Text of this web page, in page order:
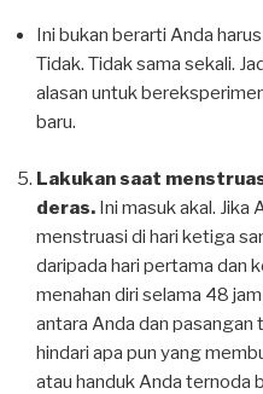
Ini bukan berarti Anda
Tidak. Tidak sama sekali.
alasan untuk
baru.
Lakukan saat
deras. Ini masuk akal. Jika
menstruasi di hari ketiga
daripada hari pertama dan
menahan diri selama 48
antara Anda dan pasangan
hindari apa pun yang
atau handuk Anda ternoda